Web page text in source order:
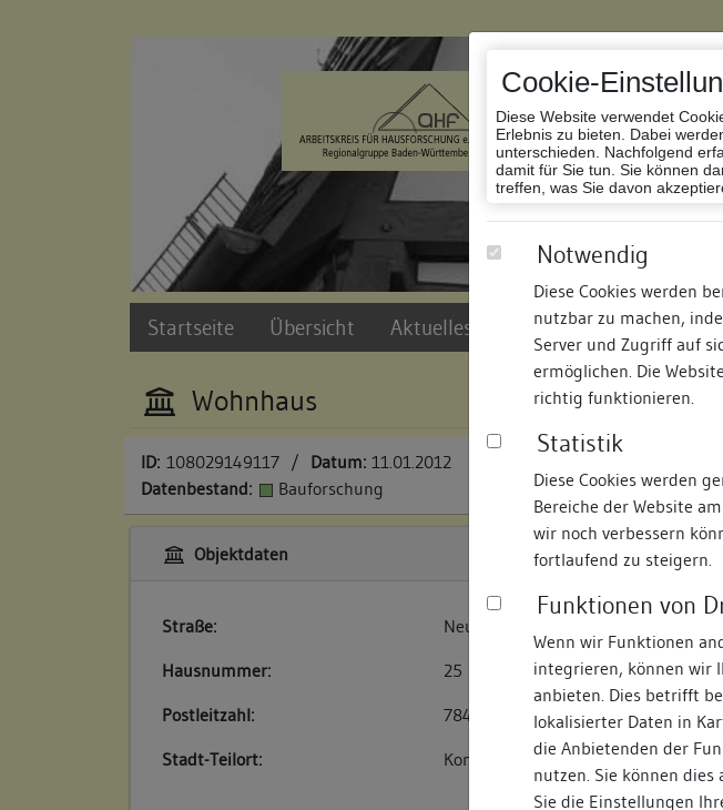
Cookie-
Diese Website verwendet
Erlebnis zu bieten. Dabei
unterschieden. Nachfolgend
damit für Sie tun. Sie können
treffen, was Sie davon
Notwendig
Diese Cookies werden
nutzbar zu machen,
Server und Zugriff auf
ermöglichen. Die
richtig funktionieren.
Statistik
Diese Cookies werden
Bereiche der Website
wir noch verbessern
fortlaufend zu steigern.
Funktionen von
Wenn wir Funktionen
integrieren, können wir
anbieten. Dies betrifft
lokalisierter Daten in
die Anbietenden der
nutzen. Sie können
Sie die Einstellungen
Startseite Übersicht Aktuelles und Termine Suche
Wohnhaus
ID: 108029149117 / Datum: 11.01.2012
Datenbestand:
Bauforschung
Objektdaten
Straße:
Neugasse
Hausnummer:
25
Postleitzahl:
78462
Stadt-Teilort:
Konstanz